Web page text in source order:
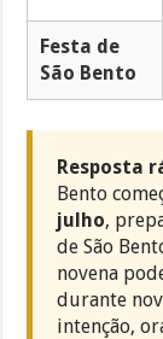
Festa de
São Bento
Resposta
Bento
julho,
de São
novena
durante
intenção,